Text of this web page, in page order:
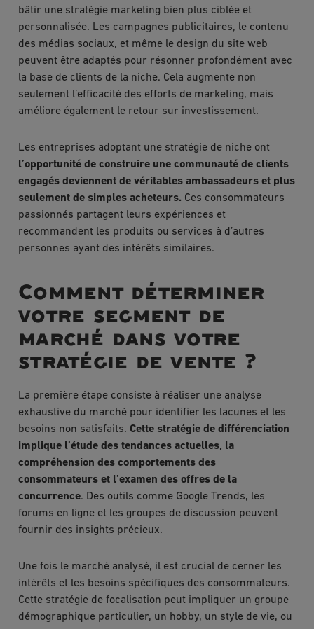
bâtir une stratégie marketing bien plus ciblée et
personnalisée. Les campagnes publicitaires, le contenu
des médias sociaux, et même le design du site web
peuvent être adaptés pour résonner profondément avec
la base de clients de la niche. Cela augmente non
seulement l’efficacité des efforts de marketing, mais
améliore également le retour sur investissement.
Les entreprises adoptant une stratégie de niche ont
l’opportunité de construire une communauté de clients
engagés deviennent de véritables ambassadeurs et plus
seulement de simples acheteurs. Ces consommateurs
passionnés partagent leurs expériences et
recommandent les produits ou services à d’autres
personnes ayant des intérêts similaires.
Comment déterminer
votre segment de
marché dans votre
stratégie de vente ?
La première étape consiste à réaliser une analyse
exhaustive du marché pour identifier les lacunes et les
besoins non satisfaits. Cette stratégie de différenciation
implique l’étude des tendances actuelles, la
compréhension des comportements des
consommateurs et l’examen des offres de la
concurrence. Des outils comme Google Trends, les
forums en ligne et les groupes de discussion peuvent
fournir des insights précieux.
Une fois le marché analysé, il est crucial de cerner les
intérêts et les besoins spécifiques des consommateurs.
Cette stratégie de focalisation peut impliquer un groupe
démographique particulier, un hobby, un style de vie, ou